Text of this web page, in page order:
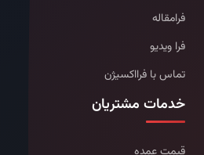
فرامقاله
فرا ویدیو
تماس با فرااکسیژن
خدمات مشتریان
قیمت عمده